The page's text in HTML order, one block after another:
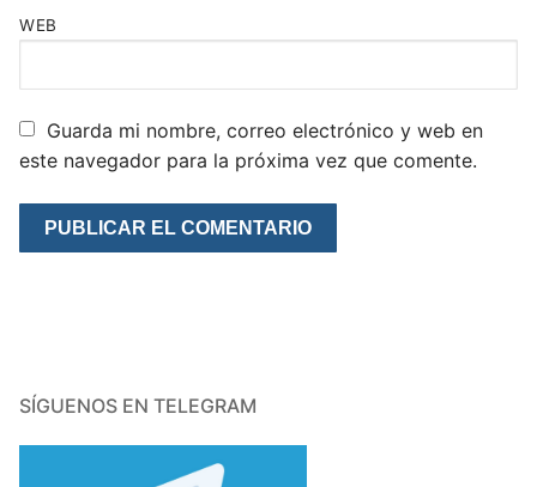
WEB
Guarda mi nombre, correo electrónico y web en
este navegador para la próxima vez que comente.
SÍGUENOS EN TELEGRAM